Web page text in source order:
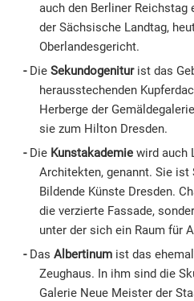
auch den Berliner
der Sächsische Landtag,
Oberlandesgericht.
Die Sekundogeniturist das
herausstechenden
Herberge der
sie zum Hilton Dresden.
Die Kunstakademiewird auch
Architekten, genannt. Sie
Bildende Künste Dresden.
die verzierte Fassade,
unter der sich ein Raum für
Das Albertinumist das
Zeughaus. In ihm sind die
Galerie Neue Meister der